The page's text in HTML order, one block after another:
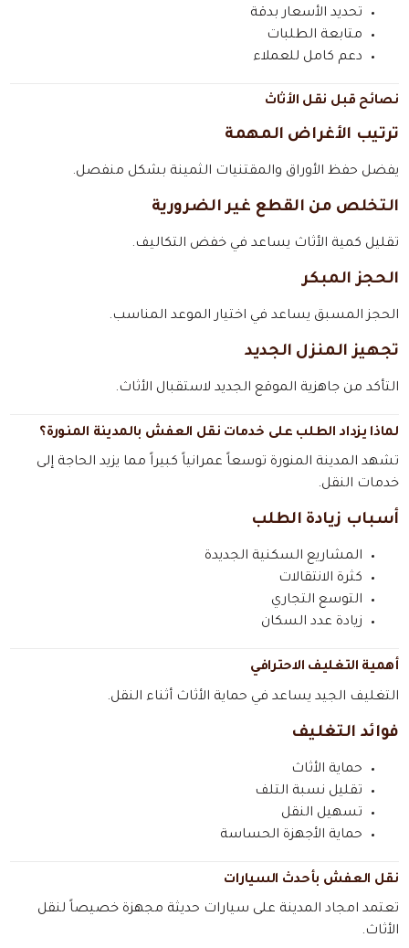
تحديد الأسعار بدقة
متابعة الطلبات
دعم كامل للعملاء
نصائح قبل نقل الأثاث
ترتيب الأغراض المهمة
يفضل حفظ الأوراق والمقتنيات الثمينة بشكل منفصل.
التخلص من القطع غير الضرورية
تقليل كمية الأثاث يساعد في خفض التكاليف.
الحجز المبكر
الحجز المسبق يساعد في اختيار الموعد المناسب.
تجهيز المنزل الجديد
التأكد من جاهزية الموقع الجديد لاستقبال الأثاث.
لماذا يزداد الطلب على خدمات نقل العفش بالمدينة المنورة؟
تشهد المدينة المنورة توسعاً عمرانياً كبيراً مما يزيد الحاجة إلى
خدمات النقل.
أسباب زيادة الطلب
المشاريع السكنية الجديدة
كثرة الانتقالات
التوسع التجاري
زيادة عدد السكان
أهمية التغليف الاحترافي
التغليف الجيد يساعد في حماية الأثاث أثناء النقل.
فوائد التغليف
حماية الأثاث
تقليل نسبة التلف
تسهيل النقل
حماية الأجهزة الحساسة
نقل العفش بأحدث السيارات
تعتمد امجاد المدينة على سيارات حديثة مجهزة خصيصاً لنقل
الأثاث.